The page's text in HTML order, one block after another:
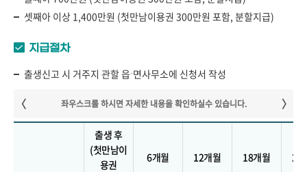
셋째아 이상 1,400만원 (첫만남이용권 300만원 포함, 분할지급)
지급절차
출생신고 시 거주지 관할 읍ˑ면사무소에 신청서 작성
출생 후
(첫만남이
용권
6개월 12개월 18개월 24